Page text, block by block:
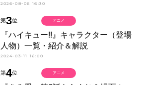
2026-08-06 16:30
第3位
『ハイキュー!!』キャラクター（登場
人物）一覧・紹介＆解説
2024-03-11 16:00
アニメ
第4位 アニメ